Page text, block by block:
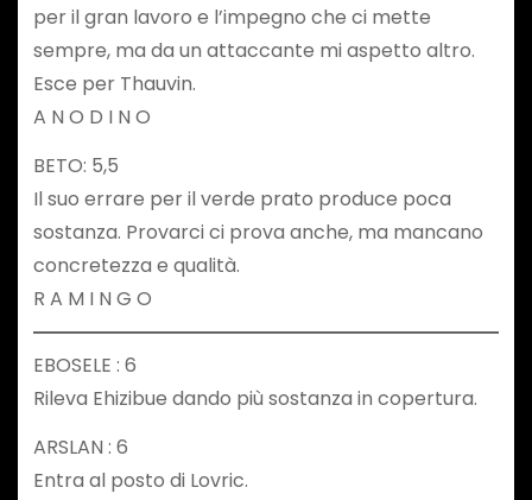
per il gran lavoro e l’impegno che ci mette
sempre, ma da un attaccante mi aspetto altro.
Esce per Thauvin.
A N O D I N O
BETO: 5,5
Il suo errare per il verde prato produce poca
sostanza. Provarci ci prova anche, ma mancano
concretezza e qualità.
R A M I N G O
EBOSELE : 6
Rileva Ehizibue dando più sostanza in copertura.
ARSLAN : 6
Entra al posto di Lovric.